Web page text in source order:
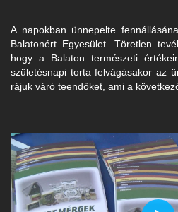
A napokban ünnepelte
Balatonért Egyesület. Töretlen
hogy a Balaton természeti
születésnapi torta felvágásakor az
rájuk váró teendőket, ami a